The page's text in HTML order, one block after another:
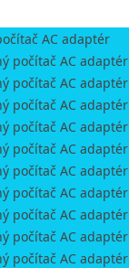
AC adaptér
počítač AC adaptér
počítač AC adaptér
počítač AC adaptér
počítač AC adaptér
počítač AC adaptér
počítač AC adaptér
počítač AC adaptér
počítač AC adaptér
počítač AC adaptér
počítač AC adaptér